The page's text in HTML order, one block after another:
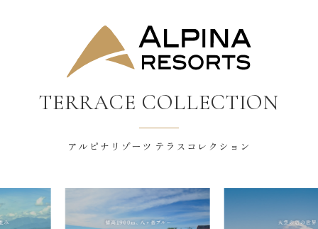
TERRACE COLLECTION
アルピナリゾーツ テラスコレクション